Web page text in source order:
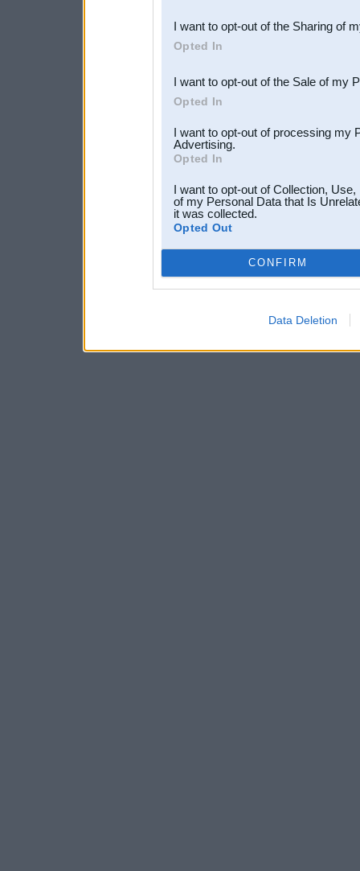
Downstream Participants
third parties.
I want to opt-out of the Sharing of
Opted In
I want to opt-out of the Sale of my
Opted In
I want to opt-out of processing my
Advertising.
Opted In
I want to opt-out of Collection,
of my Personal Data that Is
it was collected.
Opted Out
CONFIRM
Data Deletion